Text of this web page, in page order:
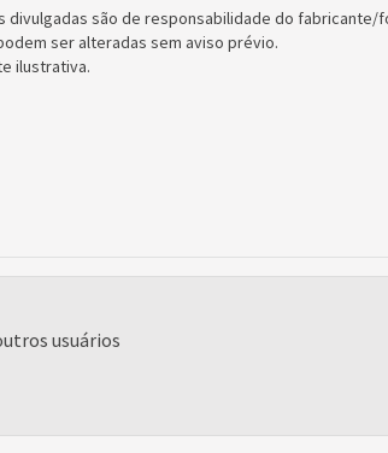
divulgadas são de responsabilidade do fabricante/
ser alteradas sem aviso prévio.
ilustrativa.
usuários